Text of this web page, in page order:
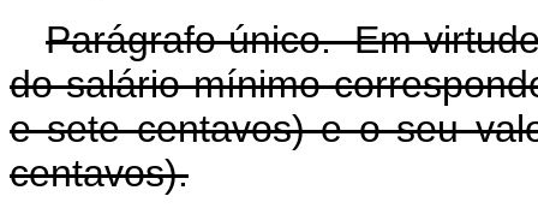
Parágrafo único. Em
do salário mínimo
e sete centavos) e o seu
centavos).